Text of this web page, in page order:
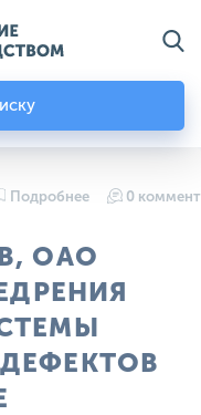
Подробнее 0
ОАО